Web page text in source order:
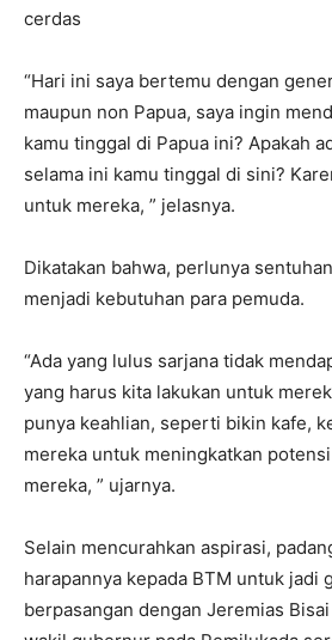
cerdas
“Hari ini saya bertemu dengan
maupun non Papua, saya ingin
kamu tinggal di Papua ini? Apakah
selama ini kamu tinggal di sini?
untuk mereka, ” jelasnya.
Dikatakan bahwa, perlunya
menjadi kebutuhan para pemuda.
“Ada yang lulus sarjana tidak
yang harus kita lakukan untuk
punya keahlian, seperti bikin kafe,
mereka untuk meningkatkan
mereka, ” ujarnya.
Selain mencurahkan aspirasi,
harapannya kepada BTM untuk jadi
berpasangan dengan Jeremias